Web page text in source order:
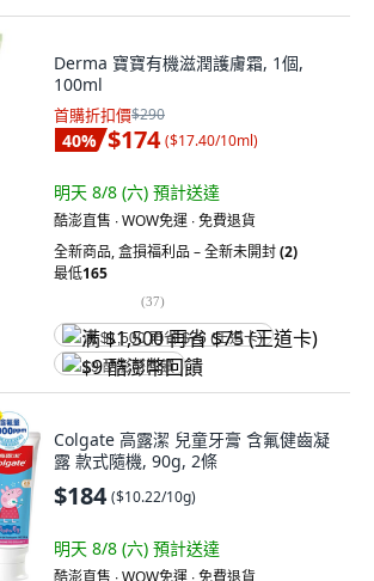
Derma 寶寶有機滋潤護膚霜, 1個,
100ml
首購折扣價$290
40% $174 ($17.40/10ml)
明天 8/8 (六) 預計送達
酷澎直售 ∙ WOW免運 ∙ 免費退貨
全新商品,盒損福利品 – 全新未開封(2)
最低165
(37)
满 $1,500 再省 $75 (王道卡)
$9 酷澎幣回饋
Colgate 高露潔 兒童牙膏 含氟健齒凝
露 款式隨機, 90g, 2條
$184 ($10.22/10g)
明天 8/8 (六) 預計送達
酷澎直售 ∙ WOW免運 ∙ 免費退貨